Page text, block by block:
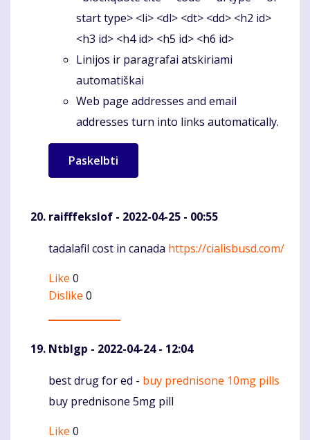
start type> <li> <dl> <dt> <dd> <h2 id>
<h3 id> <h4 id> <h5 id> <h6 id>
Linijos ir paragrafai atskiriami
automatiškai
Web page addresses and email
addresses turn into links automatically.
raifffekslof - 2022-04-25 - 00:55
Komentaras
tadalafil cost in canada https://cialisbusd.com/
Like 0
Dislike 0
Ntblgp - 2022-04-24 - 12:04
Komentaras
best drug for ed - buy prednisone 10mg pills
buy prednisone 5mg pill
Like 0